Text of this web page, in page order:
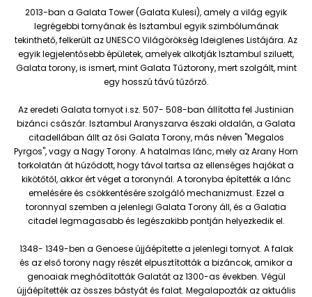
2013-ban a Galata Tower (Galata Kulesi), amely a világ egyik
legrégebbi tornyának és Isztambul egyik szimbólumának
tekinthető, felkerült az UNESCO Világörökség Ideiglenes Listájára. Az
egyik legjelentősebb épületek, amelyek alkotják Isztambul sziluett,
Galata torony, is ismert, mint Galata Tűztorony, mert szolgált, mint
egy hosszú távú tűzőrző.
Az eredeti Galata tornyot i.sz. 507- 508-ban állította fel Justinian
bizánci császár. Isztambul Aranyszarva északi oldalán, a Galata
citadellában állt az ősi Galata Torony, más néven "Megalos
Pyrgos", vagy a Nagy Torony. A hatalmas lánc, mely az Arany Horn
torkolatán át húzódott, hogy távol tartsa az ellenséges hajókat a
kikötőtől, akkor ért véget a toronynál. A toronyba építették a lánc
emelésére és csökkentésére szolgáló mechanizmust. Ezzel a
toronnyal szemben a jelenlegi Galata Torony áll, és a Galatia
citadel legmagasabb és legészakibb pontján helyezkedik el.
1348- 1349-ben a Genoese újjáépítette a jelenlegi tornyot. A falak
és az első torony nagy részét elpusztították a bizáncok, amikor a
genoaiak meghódították Galatát az 1300-as években. Végül
újjáépítették az összes bástyát és falat. Megalapozták az aktuális